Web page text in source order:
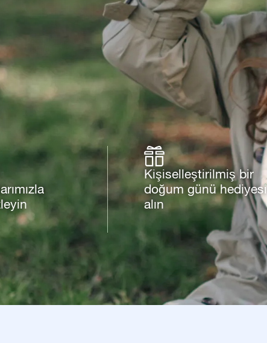
Kişiselleştirilmiş bir
doğum günü hediyesi
alın